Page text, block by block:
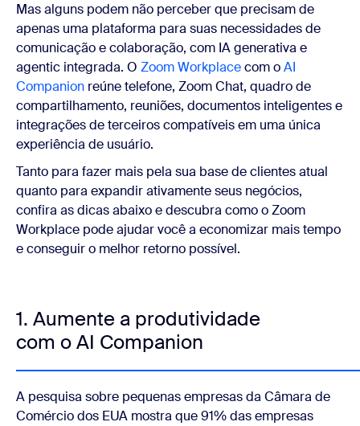
Mas alguns podem não perceber que precisam de
apenas uma plataforma para suas necessidades de
comunicação e colaboração, com IA generativa e
agentic integrada. O Zoom Workplacecom oAI
Companion reúne telefone, Zoom Chat, quadro de
compartilhamento, reuniões, documentos inteligentes e
integrações de terceiros compatíveis em uma única
experiência de usuário.
Tanto para fazer mais pela sua base de clientes atual
quanto para expandir ativamente seus negócios,
confira as dicas abaixo e descubra como o Zoom
Workplace pode ajudar você a economizar mais tempo
e conseguir o melhor retorno possível.
1. Aumente a produtividade
com o AI Companion
A pesquisa sobre pequenas empresas da Câmara de
Comércio dos EUA mostra que 91% das empresas